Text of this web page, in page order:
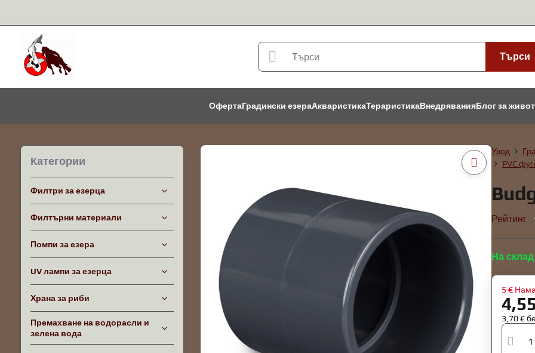
Търси
ОфертаГрадински езераАкваристикаТераристикаВнедряванияБлог за
Увод
PVC
Рейтинг
На склад
5 €
3,70 €
Категории
Филтри за езерца
Филтърни материали
Помпи за езера
UV лампи за езерца
Храна за риби
Премахване на водорасли и
зелена вода